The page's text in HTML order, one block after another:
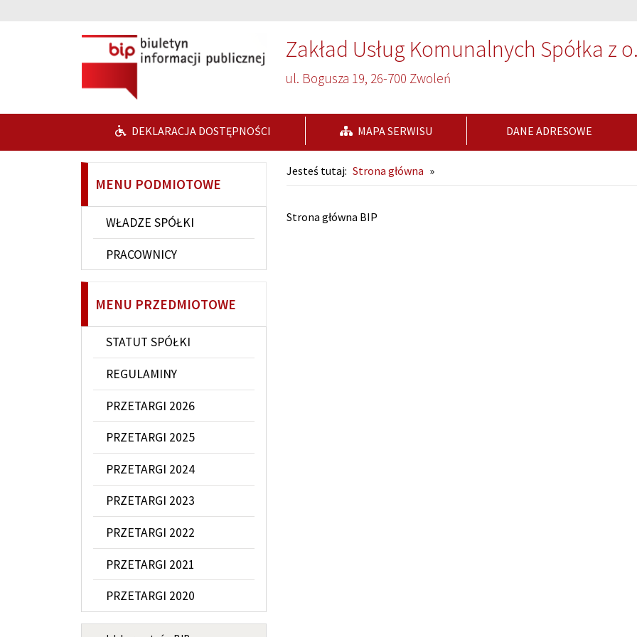
Zakład Usług Komunalnych Spółka z
ul. Bogusza 19, 26-700 Zwoleń
DEKLARACJA DOSTĘPNOŚCI MAPA SERWISU DANE ADRESOWE
MENU PODMIOTOWE
WŁADZE SPÓŁKI
PRACOWNICY
MENU PRZEDMIOTOWE
STATUT SPÓŁKI
REGULAMINY
PRZETARGI 2026
PRZETARGI 2025
PRZETARGI 2024
PRZETARGI 2023
PRZETARGI 2022
PRZETARGI 2021
PRZETARGI 2020
MENU INFORMACYJNE
Jesteś tutaj: Strona główna »
Strona główna
Strona główna BIP